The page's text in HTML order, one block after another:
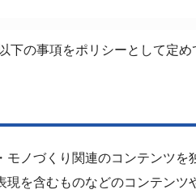
の事項をポリシーとして定め
ノづくり関連のコンテンツ
を含むものなどのコンテンツ